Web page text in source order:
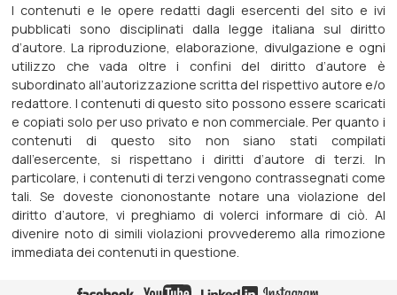
I contenuti e le opere redatti dagli esercenti del sito e ivi
pubblicati sono disciplinati dalla legge italiana sul diritto
d’autore. La riproduzione, elaborazione, divulgazione e ogni
utilizzo che vada oltre i confini del diritto d’autore è
subordinato all’autorizzazione scritta del rispettivo autore e/o
redattore. I contenuti di questo sito possono essere scaricati
e copiati solo per uso privato e non commerciale. Per quanto i
contenuti di questo sito non siano stati compilati
dall’esercente, si rispettano i diritti d’autore di terzi. In
particolare, i contenuti di terzi vengono contrassegnati come
tali. Se doveste ciononostante notare una violazione del
diritto d’autore, vi preghiamo di volerci informare di ciò. Al
divenire noto di simili violazioni provvederemo alla rimozione
immediata dei contenuti in questione.